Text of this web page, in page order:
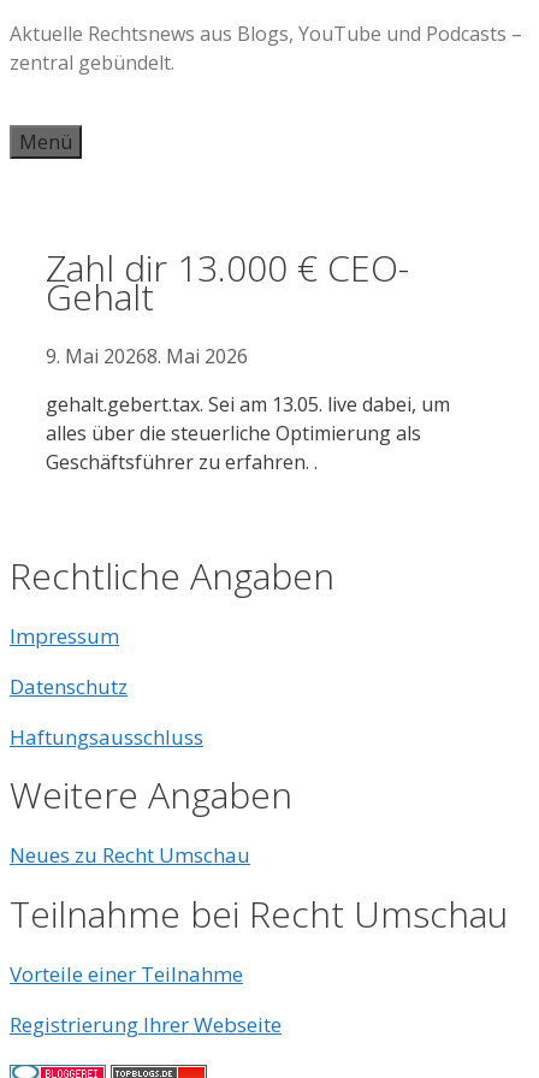
Zum
Inhalt
Aktuelle Rechtsnews aus Blogs, YouTube und Podcasts –
zentral gebündelt.
Menü
Zahl dir 13.000 € CEO-
Gehalt
9. Mai 20268. Mai 2026
gehalt.gebert.tax. Sei am 13.05. live dabei, um
alles über die steuerliche Optimierung als
Geschäftsführer zu erfahren. .
Rechtliche Angaben
Impressum
Datenschutz
Haftungsausschluss
Weitere Angaben
Neues zu Recht Umschau
Teilnahme bei Recht Umschau
Vorteile einer Teilnahme
Registrierung Ihrer Webseite